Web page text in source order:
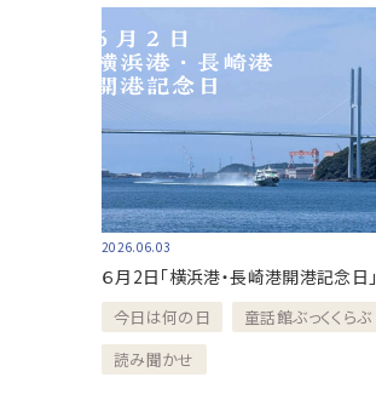
2026.06.03
６月2日「横浜港・長崎港開港記念日」
今日は何の日
童話館ぶっくくらぶ
読み聞かせ